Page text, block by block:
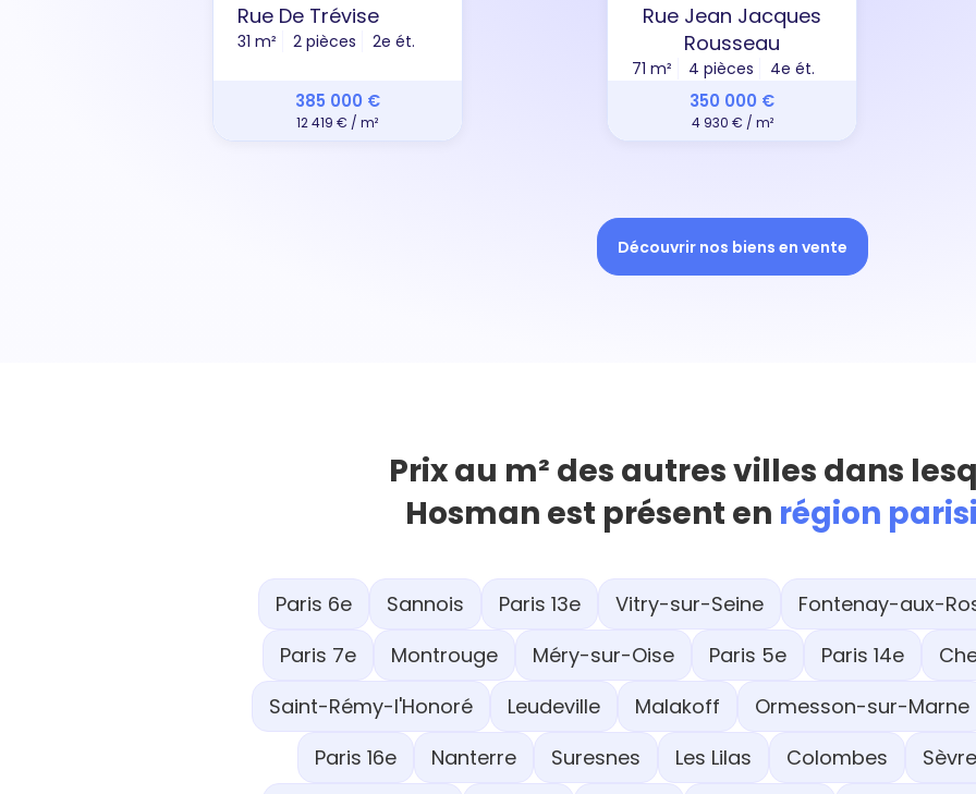
Rue De Trévise
31 m² 2 pièces 2e ét.
385 000 €
12 419 € / m²
Rue Jean Jacques
Rousseau
71 m² 4 pièces 4e ét.
350 000 €
4 930 € / m²
Découvrir nos biens en vente
Prix au m² des autres villes dans
Hosman est présent en région
Paris 6e Sannois Paris 13e Vitry-sur-Seine
Fontenay-aux-
Paris 7e
Montrouge Méry-sur-Oise Paris 5e Paris 14e
Saint-Rémy-l'Honoré
Leudeville Malakoff
Ormesson-sur-Marne
Paris 16e
Nanterre Suresnes Les Lilas Colombes